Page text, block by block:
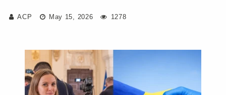
ACP May 15, 2026 1278